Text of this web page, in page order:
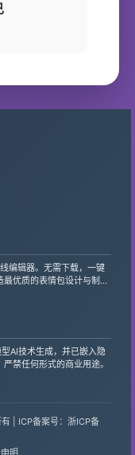
编辑器。无需下载，一键
优质的表情包设计与制作
AI技术生成，并已嵌入隐
禁任何形式的商业用途。
| ICP备案号：浙ICP备
明